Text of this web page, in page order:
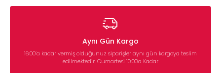
Aynı Gün Kargo
16:00’a kadar vermiş olduğunuz siparişler aynı gün kargoya teslim
edilmektedir. Cumartesi 10:00'a Kadar